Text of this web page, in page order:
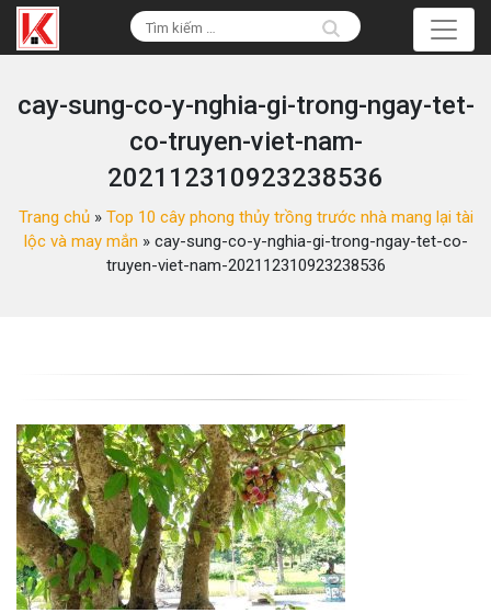
cay-sung-co-y-nghia-gi-trong-ngay-tet-
co-truyen-viet-nam-
202112310923238536
Trang chủ» Top 10 cây phong thủy trồng trước nhà mang lại tài
lộc và may mắn » cay-sung-co-y-nghia-gi-trong-ngay-tet-co-
truyen-viet-nam-202112310923238536